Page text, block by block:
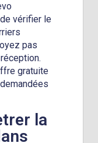
vérifier le
pas
gratuite
la